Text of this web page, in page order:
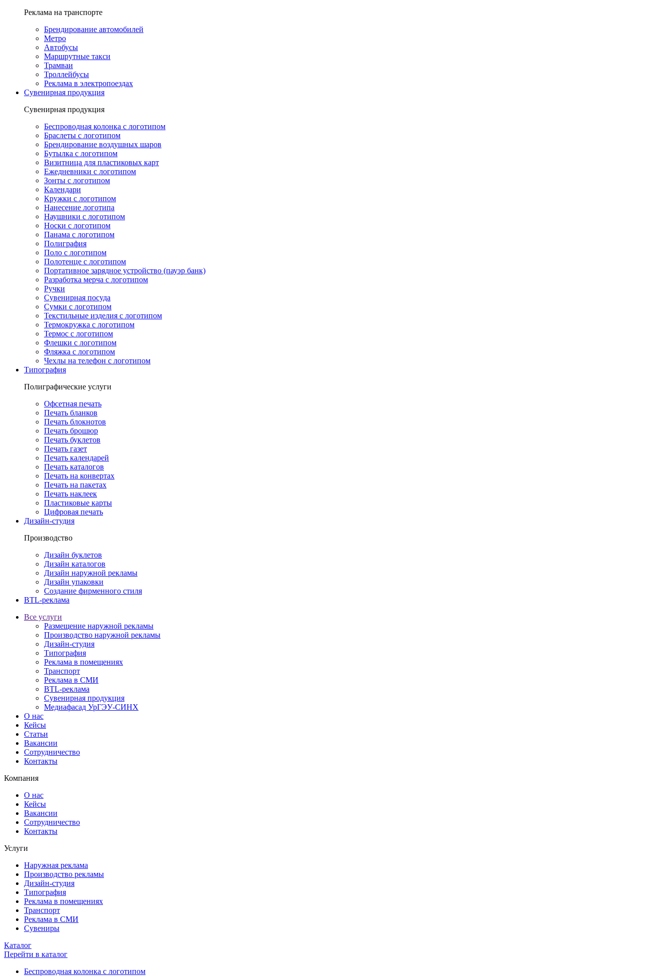
Реклама на транспорте
Брендирование автомобилей
Метро
Автобусы
Маршрутные такси
Трамваи
Троллейбусы
Реклама в электропоездах
Сувенирная продукция
Сувенирная продукция
Беспроводная колонка с логотипом
Браслеты с логотипом
Брендирование воздушных шаров
Бутылка с логотипом
Визитница для пластиковых карт
Ежедневники с логотипом
Зонты с логотипом
Календари
Кружки с логотипом
Нанесение логотипа
Наушники с логотипом
Носки с логотипом
Панама с логотипом
Полиграфия
Поло с логотипом
Полотенце с логотипом
Портативное зарядное устройство (пауэр банк)
Разработка мерча с логотипом
Ручки
Сувенирная посуда
Сумки с логотипом
Текстильные изделия с логотипом
Термокружка с логотипом
Термос с логотипом
Флешки с логотипом
Фляжка с логотипом
Чехлы на телефон с логотипом
Типография
Полиграфические услуги
Офсетная печать
Печать бланков
Печать блокнотов
Печать брошюр
Печать буклетов
Печать газет
Печать календарей
Печать каталогов
Печать на конвертах
Печать на пакетах
Печать наклеек
Пластиковые карты
Цифровая печать
Дизайн-студия
Производство
Дизайн буклетов
Дизайн каталогов
Дизайн наружной рекламы
Дизайн упаковки
Создание фирменного стиля
BTL-реклама
Все услуги
Размещение наружной рекламы
Производство наружной рекламы
Дизайн-студия
Типография
Реклама в помещениях
Транспорт
Реклама в СМИ
BTL-реклама
Сувенирная продукция
Медиафасад УрГЭУ-СИНХ
О нас
Кейсы
Статьи
Вакансии
Сотрудничество
Контакты
Компания
О нас
Кейсы
Вакансии
Сотрудничество
Контакты
Услуги
Наружная реклама
Производство рекламы
Дизайн-студия
Типография
Реклама в помещениях
Транспорт
Реклама в СМИ
Сувениры
Каталог
Перейти в каталог
Беспроводная колонка с логотипом